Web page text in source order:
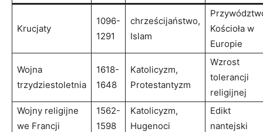
Krucjaty
1096-
1291
chrześcijaństwo,
Islam
Kościoła w
Europie
Wojna
trzydziestoletnia
1618-
1648
Katolicyzm,
Protestantyzm
Wzrost
tolerancji
religijnej
Wojny religijne
we Francji
1562-
1598
Katolicyzm,
Hugenoci
Edikt
nantejski